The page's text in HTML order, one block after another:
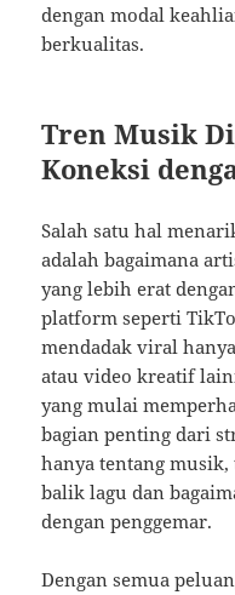
dengan modal
berkualitas.
Tren Musik
Koneksi
Salah satu hal
adalah bagaimana
yang lebih erat
platform seperti
mendadak viral
atau video kreatif
yang mulai
bagian penting dari
hanya tentang
balik lagu dan
dengan penggemar.
Dengan semua